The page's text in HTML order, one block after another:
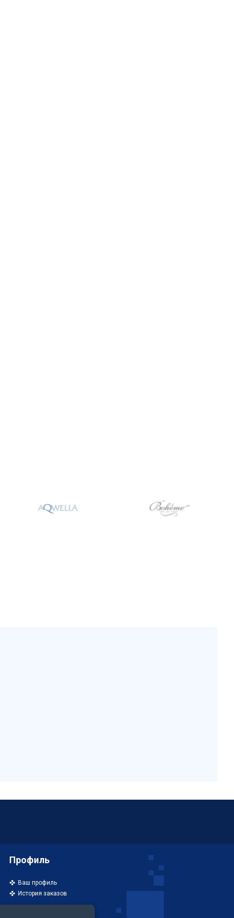
Профиль
Ваш профиль
История заказов